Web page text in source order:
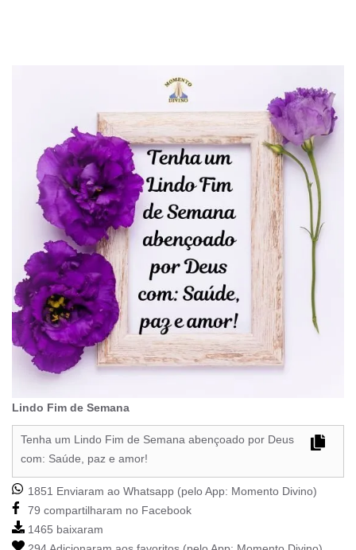
Lindo Fim de Semana
Tenha um Lindo Fim de Semana abençoado por Deus
com: Saúde, paz e amor!
1851 Enviaram ao Whatsapp (pelo App: Momento Divino)
79 compartilharam no Facebook
1465 baixaram